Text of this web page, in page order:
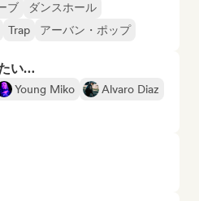
ブ
ダンスホール
Trap アーバン・ポップ
い…
Young Miko
Alvaro Diaz